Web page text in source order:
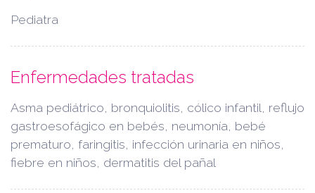
Pediatra
Enfermedades tratadas
Asma pediátrico, bronquiolitis, cólico infantil, reflujo
gastroesofágico en bebés, neumonía, bebé
prematuro, faringitis, infección urinaria en niños,
fiebre en niños, dermatitis del pañal